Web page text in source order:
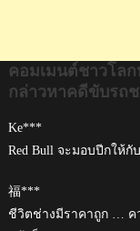
คอมเมนต์ชาวโล
กล่าวหาคดีขับรถ
Ke***
Red Bull จะมอบปีกให้
福***
ชีวิตช่างมีราคาถูก … ค